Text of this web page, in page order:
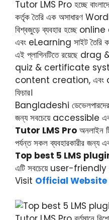
Tutor LMS Pro হচ্ছে
কর্তৃক তৈরি এক অসাধারণ
বিশ্বজুড়ে ব্যবহার হচ্ছে
এবং eLearning সাইট তৈরি
এই প্লাগিনটিতে রয়েছে
quiz & certificate
content creation,
ফিচার।
Bangladeshi ডেভেলপারদের
জন্য সবচেয়ে accessible
Tutor LMS Pro অনলাইন
পর্যন্ত সকল ব্যবহারকারীর
Top best 5 LMS
এটি সবচেয়ে user-
Visit Official Website